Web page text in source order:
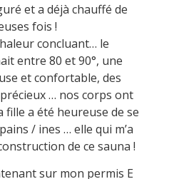
et a déjà chauffé de
fois !
concluant… le
entre 80 et 90°, une
et confortable, des
… nos corps ont
a été heureuse de se
/ ines … elle qui m’a
de ce sauna !
sur mon permis E